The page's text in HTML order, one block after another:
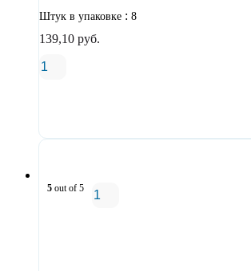
Штук в упаковке : 8
139,10 руб.
5 out of 5